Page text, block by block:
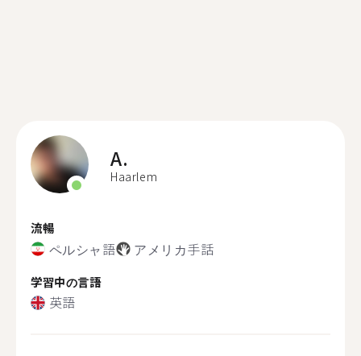
A.
Haarlem
流暢
ペルシャ語 アメリカ手話
学習中の言語
英語